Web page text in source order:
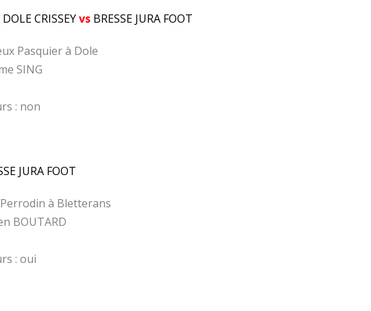
DOLE CRISSEYvs BRESSE JURA FOOT
Pasquier à Dole
SING
: non
JURA FOOT
à Bletterans
BOUTARD
: oui